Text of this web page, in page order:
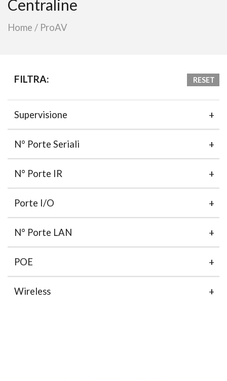
Centraline
Home / ProAV
FILTRA: RESET
Supervisione
N° Porte Seriali
N° Porte IR
Porte I/O
N° Porte LAN
POE
Wireless